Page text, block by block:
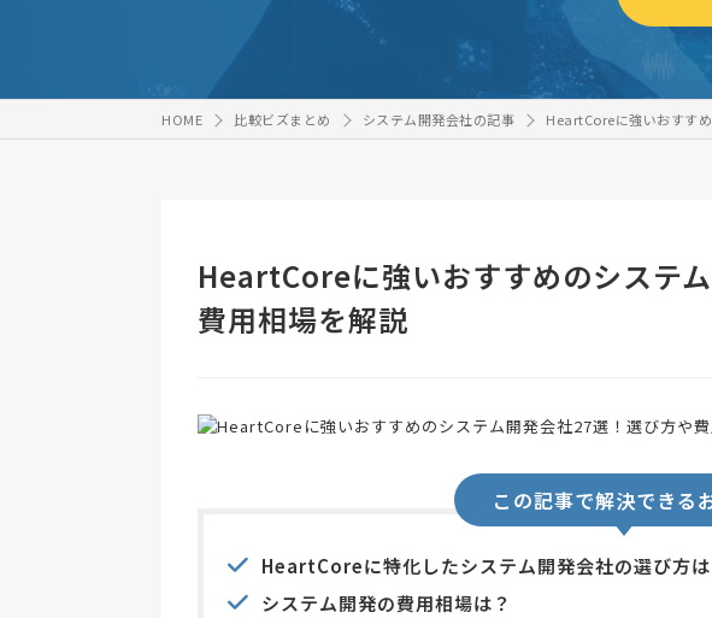
HOME 比較ビズまとめ システム開発会社の記事 HeartCoreに強いおすす
HeartCoreに強いおすすめのシステ
費用相場を解説
この記事で解決できる
HeartCoreに特化したシステム開発会社の選び方は
システム開発の費用相場は？